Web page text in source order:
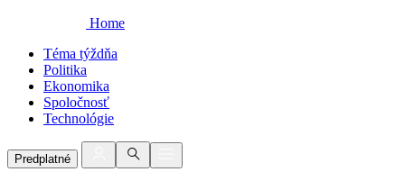
Home
Téma týždňa
Politika
Ekonomika
Spoločnosť
Technológie
Predplatné